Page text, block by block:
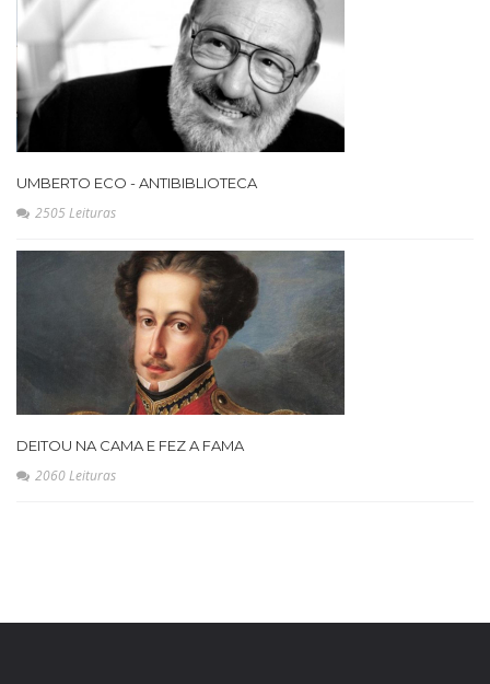
UMBERTO ECO - ANTIBIBLIOTECA
2505 Leituras
DEITOU NA CAMA E FEZ A FAMA
2060 Leituras